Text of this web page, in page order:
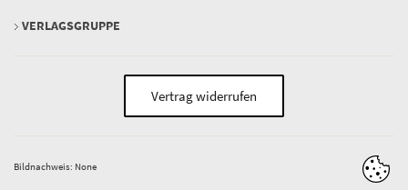
VERLAGSGRUPPE
Vertrag widerrufen
Bildnachweis: None